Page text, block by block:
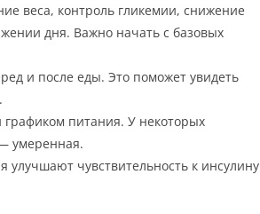
веса, контроль гликемии, снижение
дня. Важно начать с базовых
и после еды. Это поможет увидеть
питания. У некоторых
умеренная.
чувствительность к инсулину